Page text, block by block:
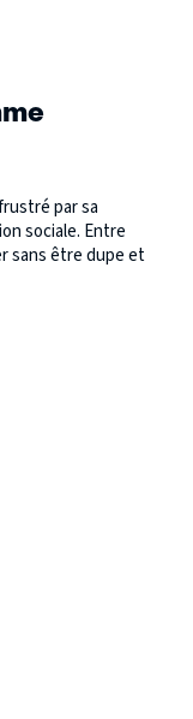
par sa
sociale. Entre
sans être dupe et